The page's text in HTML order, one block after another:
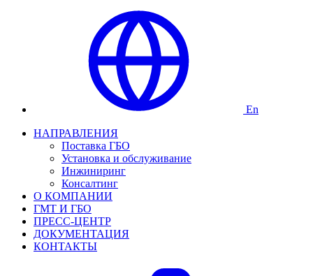
En
НАПРАВЛЕНИЯ
Поставка ГБО
Установка и обслуживание
Инжиниринг
Консалтинг
О КОМПАНИИ
ГМТ И ГБО
ПРЕСС-ЦЕНТР
ДОКУМЕНТАЦИЯ
КОНТАКТЫ